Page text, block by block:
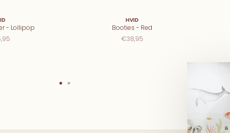
- Lollipop
HVID
Booties - Red
€38,95